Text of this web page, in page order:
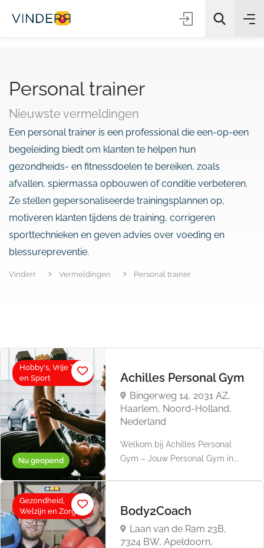
Zoeken
Personal trainer
Nieuwste vermeldingen
Een personal trainer is een professional die een-op-een
begeleiding biedt om klanten te helpen hun
gezondheids- en fitnessdoelen te bereiken, zoals
afvallen, spiermassa opbouwen of conditie verbeteren.
Ze stellen gepersonaliseerde trainingsplannen op,
motiveren klanten tijdens de training, corrigeren
sporttechnieken en geven advies over voeding en
blessurepreventie.
Vinderr Vermeldingen Personal trainer
Nu geopend
Hobby's, Vrije Tijd
en Sport
Achilles Personal Gym
Bingerweg 14, 2031 AZ,
Haarlem, Noord-Holland,
Nederland
Welkom bij Achilles Personal
Gym – Jouw Personal Gym in...
Gezondheid,
Welzijn en Zorg
Body2Coach
Laan van de Ram 23B,
7324 BW, Apeldoorn,